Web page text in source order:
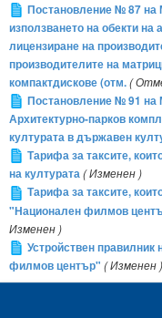
Постановление № 87 на
използването на обекти на
лицензиране на
производителите на
компактдискове (отм.(
Постановление № 91 на
Архитектурно-парков
културата в държавен
Тарифа за таксите,
на културата( Изменен )
Тарифа за таксите,
"Национален филмов
Изменен )
Устройствен
филмов център" ( Изменен )